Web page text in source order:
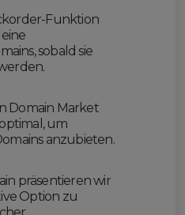
Funktion
sobald sie
Domain Market
um
anzubieten.
präsentieren wir
Option zu